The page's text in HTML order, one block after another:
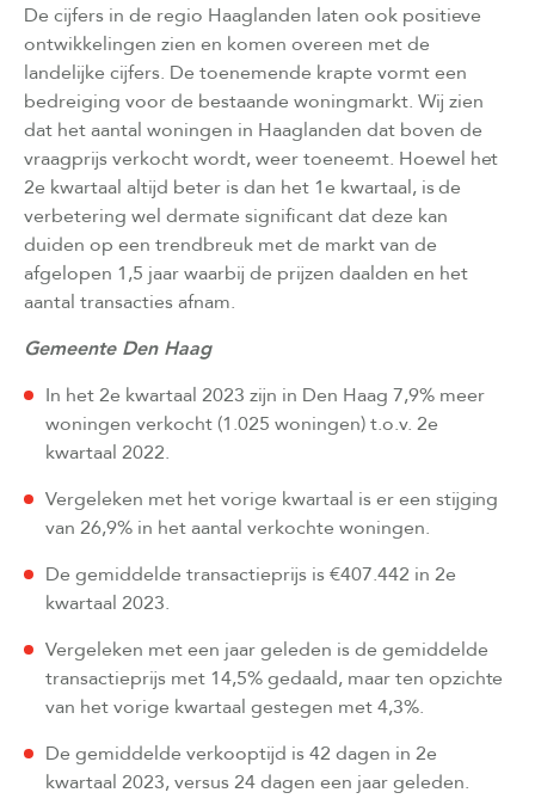
De cijfers in de regio Haaglanden laten ook positieve
ontwikkelingen zien en komen overeen met de
landelijke cijfers. De toenemende krapte vormt een
bedreiging voor de bestaande woningmarkt. Wij zien
dat het aantal woningen in Haaglanden dat boven de
vraagprijs verkocht wordt, weer toeneemt. Hoewel het
2e kwartaal altijd beter is dan het 1e kwartaal, is de
verbetering wel dermate significant dat deze kan
duiden op een trendbreuk met de markt van de
afgelopen 1,5 jaar waarbij de prijzen daalden en het
aantal transacties afnam.
Gemeente Den Haag
In het 2e kwartaal 2023 zijn in Den Haag 7,9% meer
woningen verkocht (1.025 woningen) t.o.v. 2e
kwartaal 2022.
Vergeleken met het vorige kwartaal is er een stijging
van 26,9% in het aantal verkochte woningen.
De gemiddelde transactieprijs is €407.442 in 2e
kwartaal 2023.
Vergeleken met een jaar geleden is de gemiddelde
transactieprijs met 14,5% gedaald, maar ten opzichte
van het vorige kwartaal gestegen met 4,3%.
De gemiddelde verkooptijd is 42 dagen in 2e
kwartaal 2023, versus 24 dagen een jaar geleden.